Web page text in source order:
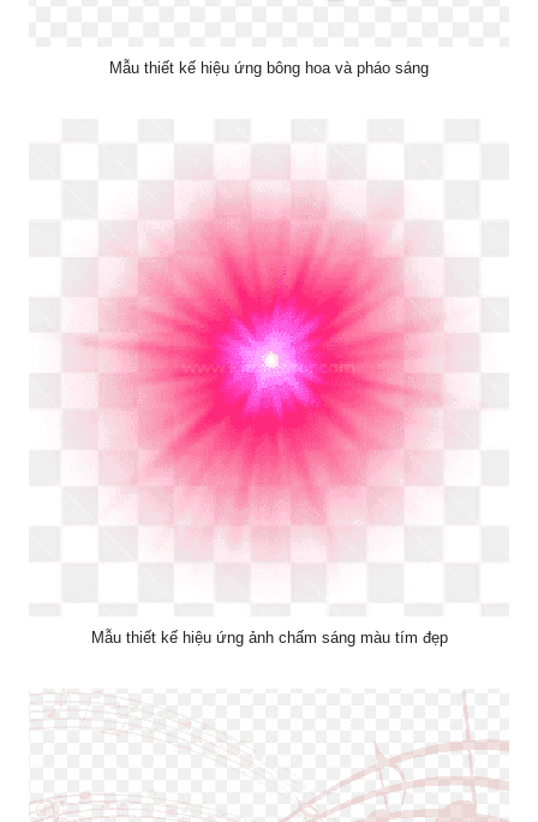
Mẫu thiết kế hiệu ứng bông hoa và pháo sáng
Mẫu thiết kế hiệu ứng ảnh chấm sáng màu tím đẹp